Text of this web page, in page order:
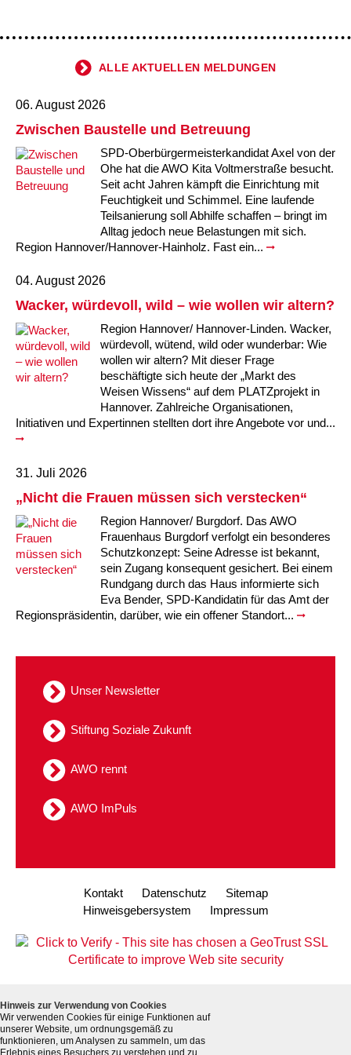
Kindertagesstätte Klaus-Müller-Kilian-Weg /
Kindertagesstätte König-Ludwig-Straße
Kindertagesstätte Moorlilienweg /
Familienzentrum
Kindertagesstätte Petermannstraße /
Familienzentrum
Kindertagesstätte Pfarrlandplatz
Kindertagesstätte Rosenbergstraße
Kindertagesstätte Schneiderberg
Kindertagesstätte Sylter Weg
Kindertagesstätte Voltmerstraße
Kindertagesstätte Wiehbergstraße
Kindertagesstätte Hiltrud-Grote-Weg
Kindertagesstätte Ibykusweg / Familienzentrum
Kindertagesstätte Kapellenbrink /
Familienzentrum
Kindertagesstätte Klaus-Müller-Kilian-Weg /
“Mäuseburg” / Familienzentrum
Kindertagesstätte König-Ludwig-Straße
Kindertagesstätte Langes Feld “Deisterspatzen”
Offene Sprach-Sprechstunde
Kindertagesstätte Moorlilienweg /
Familienzentrum
Kindertagesstätte Mühenkamp / Familienzentrum
Kindertagesstätte Petermannstraße /
Kindertagesstätte Pfarrlandplatz
Hör- und Sprachheilkindergarten Ratswiese
Kindertagesstätte Rosenbergstraße
Kindertagesstätte Schneiderberg
Kindertagesstätte Tresckowstraße
Kindertagesstätte Voltmerstraße
Kindertagesstätte Wiehbergstraße
ALLE AKTUELLEN MELDUNGEN
06. August 2026
Zwischen Baustelle und Betreuung
SPD-Oberbürgermeisterkandidat Axel von der
Ohe hat die AWO Kita Voltmerstraße besucht.
Seit acht Jahren kämpft die Einrichtung mit
Feuchtigkeit und Schimmel. Eine laufende
Teilsanierung soll Abhilfe schaffen – bringt im
Alltag jedoch neue Belastungen mit sich.
Region Hannover/Hannover-Hainholz. Fast ein...
04. August 2026
Wacker, würdevoll, wild – wie wollen wir altern?
Region Hannover/ Hannover-Linden. Wacker,
würdevoll, wütend, wild oder wunderbar: Wie
wollen wir altern? Mit dieser Frage
beschäftigte sich heute der „Markt des
Weisen Wissens“ auf dem PLATZprojekt in
Hannover. Zahlreiche Organisationen,
Initiativen und Expertinnen stellten dort ihre Angebote vor und...
31. Juli 2026
„Nicht die Frauen müssen sich verstecken“
Region Hannover/ Burgdorf. Das AWO
Frauenhaus Burgdorf verfolgt ein besonderes
Schutzkonzept: Seine Adresse ist bekannt,
sein Zugang konsequent gesichert. Bei einem
Rundgang durch das Haus informierte sich
Eva Bender, SPD-Kandidatin für das Amt der
Regionspräsidentin, darüber, wie ein offener Standort...
Unser Newsletter
Stiftung Soziale Zukunft
AWO rennt
AWO ImPuls
Kontakt Datenschutz
Sitemap
Hinweisgebersystem
Impressum
Hinweis zur Verwendung von Cookies
Wir verwenden Cookies für einige Funktionen auf
unserer Website, um ordnungsgemäß zu
funktionieren, um Analysen zu sammeln, um das